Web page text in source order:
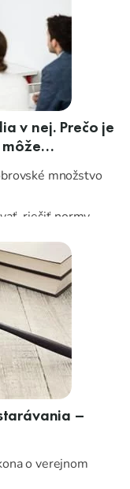
v nej. Prečo je
množstvo
riešiť normy,
–
o verejnom